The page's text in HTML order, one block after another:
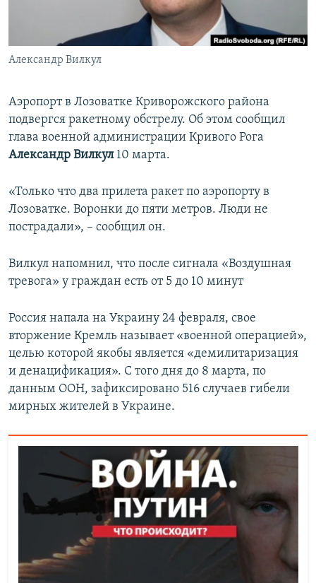
КРЫМ.НЕПОКОРЕННЫЙ
ELIFBE
Все сайты RFE/RL
Александр Вилкул
Аэропорт в Лозоватке Криворожского района
подвергся ракетному обстрелу. Об этом сообщил
глава военной администрации Кривого Рога
Александр Вилкул 10 марта.
«Только что два прилета ракет по аэропорту в
Лозоватке. Воронки до пяти метров. Люди не
пострадали», – сообщил он.
Вилкул напомнил, что после сигнала «Воздушная
тревога» у граждан есть от 5 до 10 минут
Россия напала на Украину 24 февраля, свое
вторжение Кремль называет «военной операцией»,
целью которой якобы является «демилитаризация
и денацификация». С того дня до 8 марта, по
данным ООН, зафиксировано 516 случаев гибели
мирных жителей в Украине.